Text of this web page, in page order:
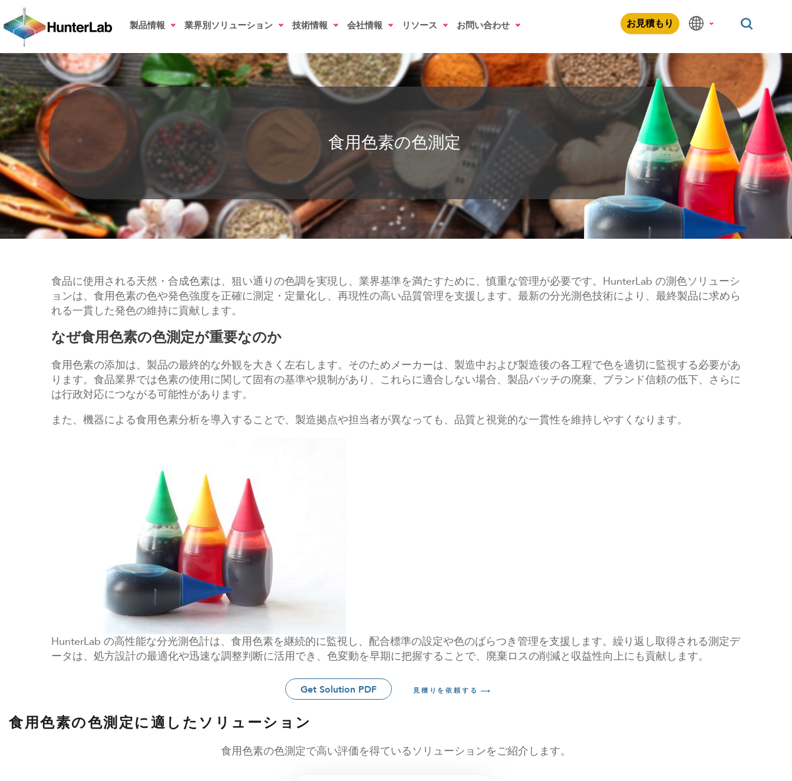
製品情報 業界別ソリューション 技術情報 会社情報 リソース お問い合わせ お見積もり
食用色素の色測定
食用色素の色測定
食品に使用される天然・合成色素は、狙い通りの色調を実現し、業界基準を満たすために、慎重な管理が必要です。HunterLab の測色ソリューシ
ョンは、食用色素の色や発色強度を正確に測定・定量化し、再現性の高い品質管理を支援します。最新の分光測色技術により、最終製品に求めら
れる一貫した発色の維持に貢献します。
なぜ食用色素の色測定が重要なのか
食用色素の添加は、製品の最終的な外観を大きく左右します。そのためメーカーは、製造中および製造後の各工程で色を適切に監視する必要があ
ります。食品業界では色素の使用に関して固有の基準や規制があり、これらに適合しない場合、製品バッチの廃棄、ブランド信頼の低下、さらに
は行政対応につながる可能性があります。
また、機器による食用色素分析を導入することで、製造拠点や担当者が異なっても、品質と視覚的な一貫性を維持しやすくなります。
HunterLab の高性能な分光測色計は、食用色素を継続的に監視し、配合標準の設定や色のばらつき管理を支援します。繰り返し取得される測定デ
ータは、処方設計の最適化や迅速な調整判断に活用でき、色変動を早期に把握することで、廃棄ロスの削減と収益性向上にも貢献します。
Get Solution PDF 見積りを依頼する
食用色素の色測定に適したソリューション
食用色素の色測定で高い評価を得ているソリューションをご紹介します。